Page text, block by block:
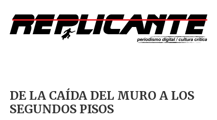
DE LA CAÍDA DEL MURO A LOS
SEGUNDOS PISOS